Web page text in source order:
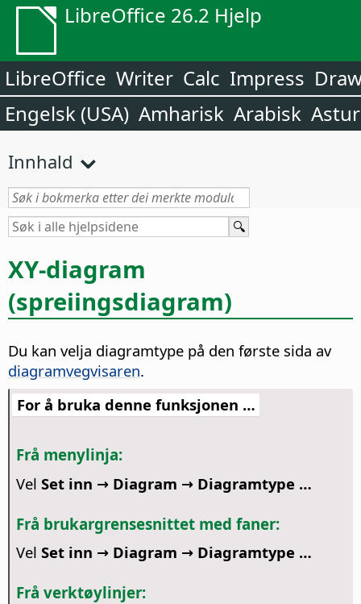
LibreOffice 26.2 Hjelp
LibreOffice Writer Calc Impress
Engelsk (USA) Amharisk Arabisk
Innhald
XY-diagram
(spreiingsdiagram)
Du kan velja diagramtype på den første sida av
diagramvegvisaren.
For å bruka denne funksjonen …
Frå menylinja:
Vel Set inn → Diagram → Diagramtype …
Frå brukargrensesnittet med faner:
Vel Set inn → Diagram → Diagramtype …
Frå verktøylinjer: